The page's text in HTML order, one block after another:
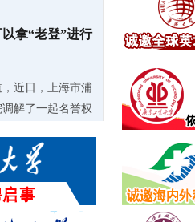
拿“老登”进行
近日，上海市浦
解了一起名誉权
不能机械僵化
职场纠纷案引发热